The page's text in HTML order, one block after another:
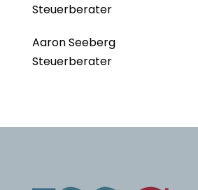
Steuerberater
Aaron Seeberg
Steuerberater